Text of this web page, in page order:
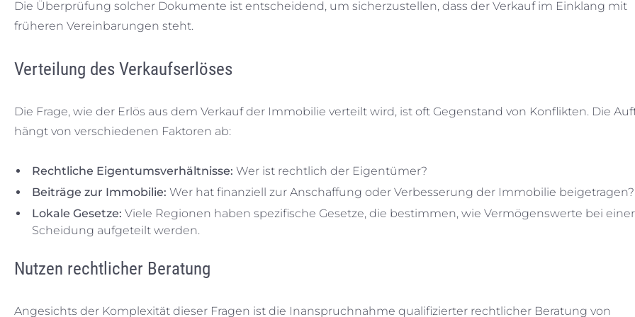
Die Überprüfung solcher Dokumente ist entscheidend, um sicherzustellen, dass der Verkauf im Einklang mit
früheren Vereinbarungen steht.
Verteilung des Verkaufserlöses
Die Frage, wie der Erlös aus dem Verkauf der Immobilie verteilt wird, ist oft Gegenstand von Konflikten. Die
hängt von verschiedenen Faktoren ab:
Rechtliche Eigentumsverhältnisse: Wer ist rechtlich der Eigentümer?
Beiträge zur Immobilie: Wer hat finanziell zur Anschaffung oder Verbesserung der Immobilie beigetragen?
Lokale Gesetze: Viele Regionen haben spezifische Gesetze, die bestimmen, wie Vermögenswerte bei einer
Scheidung aufgeteilt werden.
Nutzen rechtlicher Beratung
Angesichts der Komplexität dieser Fragen ist die Inanspruchnahme qualifizierter rechtlicher Beratung von